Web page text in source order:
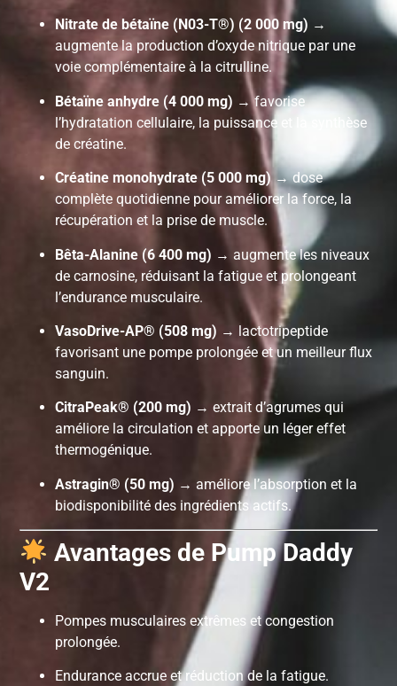
Nitrate de bétaïne (N03-T®) (2 000 mg) →
augmente la production d’oxyde nitrique par une
voie complémentaire à la citrulline.
Bétaïne anhydre (4 000 mg) → favorise
l’hydratation cellulaire, la puissance et la synthèse
de créatine.
Créatine monohydrate (5 000 mg) → dose
complète quotidienne pour améliorer la force, la
récupération et la prise de muscle.
Bêta-Alanine (6 400 mg) → augmente les niveaux
de carnosine, réduisant la fatigue et prolongeant
l’endurance musculaire.
VasoDrive-AP® (508 mg) → lactotripeptide
favorisant une pompe prolongée et un meilleur flux
sanguin.
CitraPeak® (200 mg) → extrait d’agrumes qui
améliore la circulation et apporte un léger effet
thermogénique.
Astragin® (50 mg) → améliore l’absorption et la
biodisponibilité des ingrédients actifs.
Avantages de Pump Daddy
V2
Pompes musculaires extrêmes et congestion
prolongée.
Endurance accrue et réduction de la fatigue.